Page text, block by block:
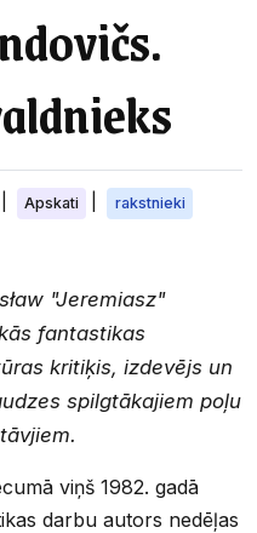
Apskati rakstnieki
"Jeremiasz"
fantastikas
kritiķis, izdevējs un
spilgtākajiem poļu
viņš 1982. gadā
darbu autors nedēļas